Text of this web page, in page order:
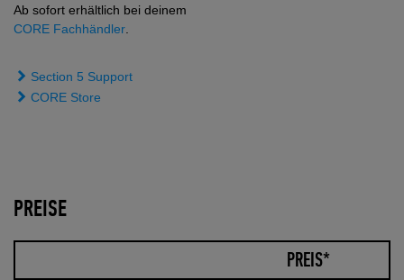
Ab sofort erhältlich bei deinem
CORE Fachhändler.
Section 5 Support
CORE Store
PREISE
PREIS*